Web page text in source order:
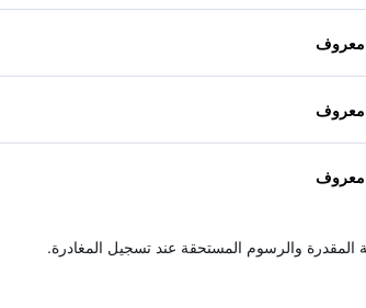
والرسوم المستحقة عند تسجيل المغادرة.